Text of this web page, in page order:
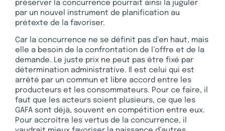
préserver la concurrence pourrait ainsi la juguler
par un nouvel instrument de planification au
prétexte de la favoriser.
Car la concurrence ne se définit pas d’en haut, mais
elle a besoin de la confrontation de l’offre et de la
demande. Le juste prix ne peut pas être fixé par
détermination administrative. Il est celui qui est
arrêté par un commun et libre accord entre les
producteurs et les consommateurs. Pour ce faire, il
faut que les acteurs soient plusieurs, ce que les
GAFA sont déjà, souvent en compétition entre eux.
Pour accroître les vertus de la concurrence, il